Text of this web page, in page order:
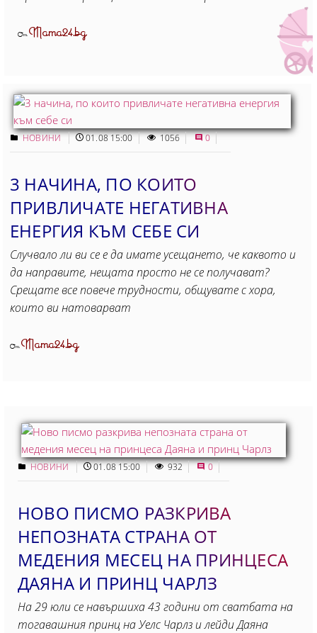
ОтMama24.bg
НОВИНИ 01.08 15:00 1056 0
3 НАЧИНА, ПО КОИТО
ПРИВЛИЧАТЕ НЕГАТИВНА
ЕНЕРГИЯ КЪМ СЕБЕ СИ
Случвало ли ви се е да имате усещането, че каквото и
да направите, нещата просто не се получават?
Срещате все повече трудности, общувате с хора,
които ви натоварват
ОтMama24.bg
НОВИНИ 01.08 15:00 932 0
НОВО ПИСМО РАЗКРИВА
НЕПОЗНАТА СТРАНА ОТ
МЕДЕНИЯ МЕСЕЦ НА ПРИНЦЕСА
ДАЯНА И ПРИНЦ ЧАРЛЗ
На 29 юли се навършиха 43 години от сватбата на
тогавашния принц на Уелс Чарлз и лейди Даяна